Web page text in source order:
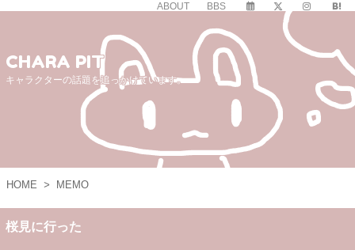
ABOUT BBS
CHARA PIT
キャラクターの話題を追っかけています。
HOME > MEMO
桜見に行った